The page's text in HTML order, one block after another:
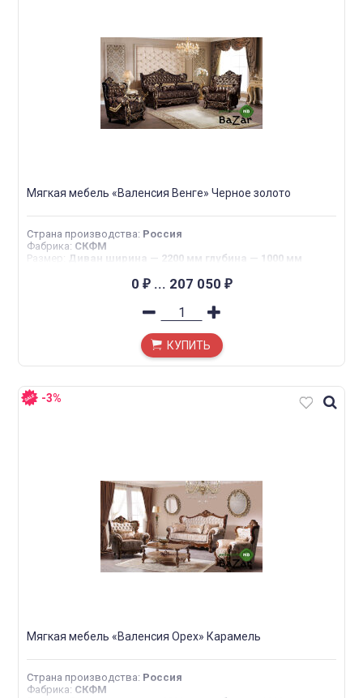
Мягкая мебель «Валенсия Венге» Черное золото
Страна производства: Россия
Фабрика: СКФМ
Размер : Диван ширина — 2200 мм глубина — 1000 мм
1000 мм высота — 1250 мм
0 ₽... 207 050 ₽
КУПИТЬ
-3%
Мягкая мебель «Валенсия Орех» Карамель
Страна производства: Россия
Фабрика: СКФМ